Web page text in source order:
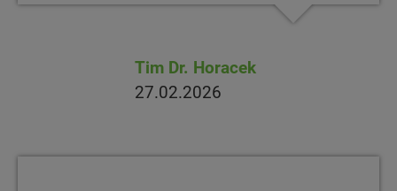
Tim Dr. Horacek
27.02.2026